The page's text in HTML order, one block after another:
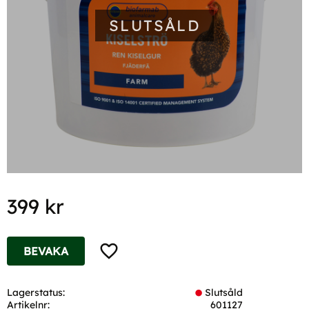
SLUTSÅLD
399 kr
Lägg till i favoriter
BEVAKA
Lagerstatus
Slutsåld
Artikelnr
601127